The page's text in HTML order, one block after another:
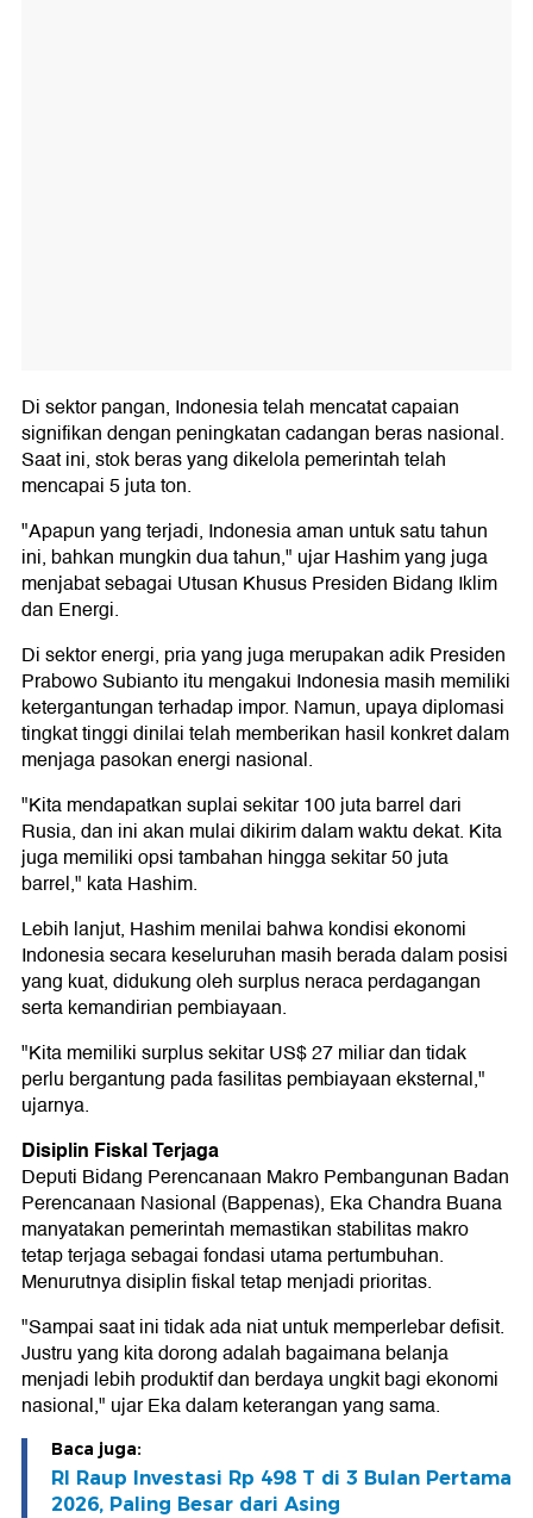
Di sektor pangan, Indonesia telah mencatat capaian
signifikan dengan peningkatan cadangan beras nasional.
Saat ini, stok beras yang dikelola pemerintah telah
mencapai 5 juta ton.
"Apapun yang terjadi, Indonesia aman untuk satu tahun
ini, bahkan mungkin dua tahun," ujar Hashim yang juga
menjabat sebagai Utusan Khusus Presiden Bidang Iklim
dan Energi.
Di sektor energi, pria yang juga merupakan adik Presiden
Prabowo Subianto itu mengakui Indonesia masih memiliki
ketergantungan terhadap impor. Namun, upaya diplomasi
tingkat tinggi dinilai telah memberikan hasil konkret dalam
menjaga pasokan energi nasional.
"Kita mendapatkan suplai sekitar 100 juta barrel dari
Rusia, dan ini akan mulai dikirim dalam waktu dekat. Kita
juga memiliki opsi tambahan hingga sekitar 50 juta
barrel," kata Hashim.
Lebih lanjut, Hashim menilai bahwa kondisi ekonomi
Indonesia secara keseluruhan masih berada dalam posisi
yang kuat, didukung oleh surplus neraca perdagangan
serta kemandirian pembiayaan.
"Kita memiliki surplus sekitar US$ 27 miliar dan tidak
perlu bergantung pada fasilitas pembiayaan eksternal,"
ujarnya.
Disiplin Fiskal Terjaga
Deputi Bidang Perencanaan Makro Pembangunan Badan
Perencanaan Nasional (Bappenas), Eka Chandra Buana
manyatakan pemerintah memastikan stabilitas makro
tetap terjaga sebagai fondasi utama pertumbuhan.
Menurutnya disiplin fiskal tetap menjadi prioritas.
"Sampai saat ini tidak ada niat untuk memperlebar defisit.
Justru yang kita dorong adalah bagaimana belanja
menjadi lebih produktif dan berdaya ungkit bagi ekonomi
nasional," ujar Eka dalam keterangan yang sama.
Baca juga:
RI Raup Investasi Rp 498 T di 3 Bulan Pertama
2026, Paling Besar dari Asing